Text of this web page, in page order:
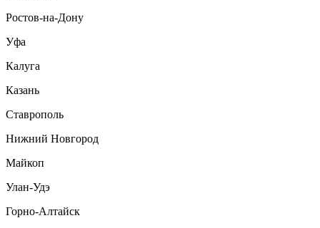
Ростов-на-Дону
Уфа
Калуга
Казань
Ставрополь
Нижний Новгород
Майкоп
Улан-Удэ
Горно-Алтайск